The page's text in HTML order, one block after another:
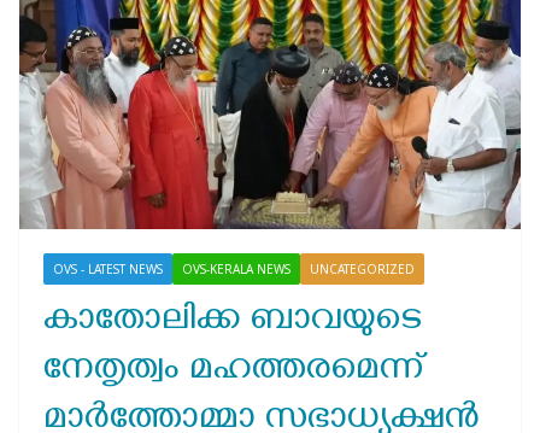
OVS - LATEST NEWS OVS-KERALA NEWS UNCATEGORIZED
കാതോലിക്ക ബാവയുടെ
നേതൃത്വം മഹത്തരമെന്ന്
മാർത്തോമ്മാ സഭാധ്യക്ഷൻ